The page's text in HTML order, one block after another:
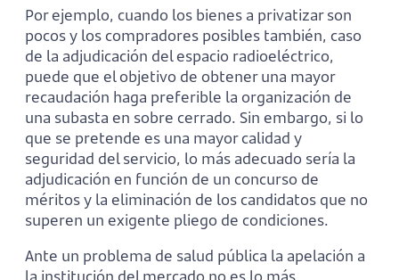
Por ejemplo, cuando los bienes a privatizar son
pocos y los compradores posibles también, caso
de la adjudicación del espacio radioeléctrico,
puede que el objetivo de obtener una mayor
recaudación haga preferible la organización de
una subasta en sobre cerrado. Sin embargo, si lo
que se pretende es una mayor calidad y
seguridad del servicio, lo más adecuado sería la
adjudicación en función de un concurso de
méritos y la eliminación de los candidatos que no
superen un exigente pliego de condiciones.
Ante un problema de salud pública la apelación a